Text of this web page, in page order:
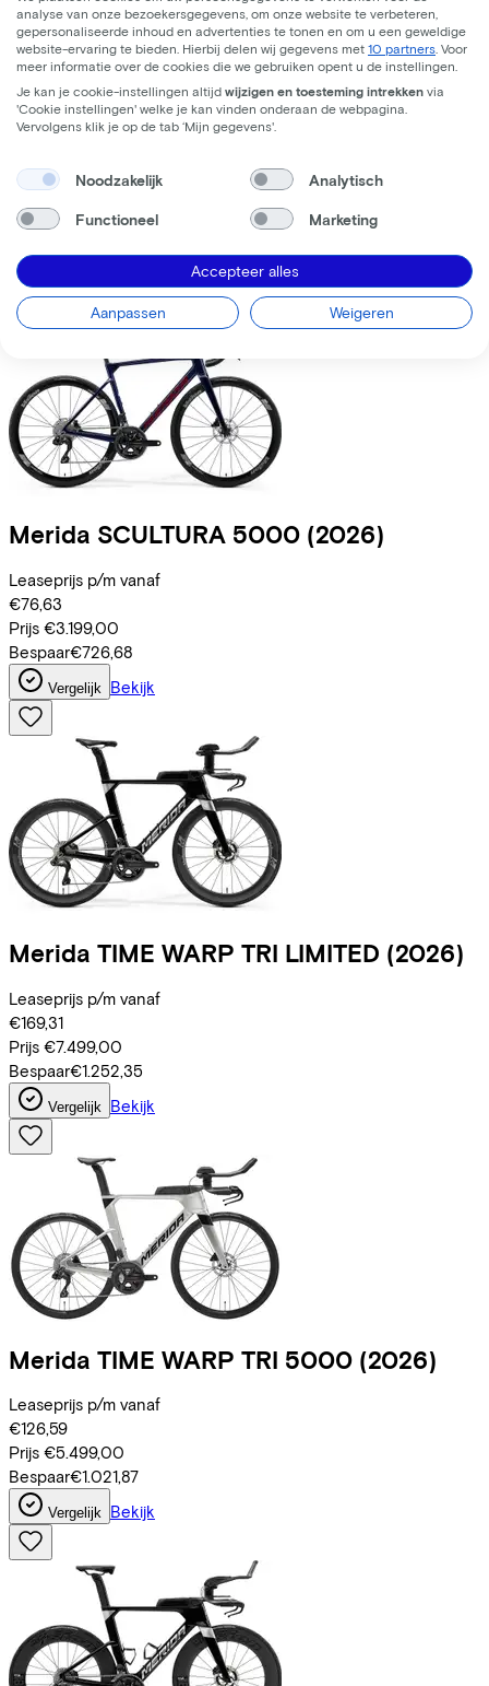
Trek Fuel+ LX 9.8 XT Gen 2 (2026)
Leaseprijs p/m vanaf
€195,63
Prijs €8.699,00
Merida SCULTURA 5000 (2026)
Leaseprijs p/m vanaf
€76,63
Prijs €3.199,00
Bespaar€726,68
Vergelijk Bekijk
Merida TIME WARP TRI LIMITED (2026)
Leaseprijs p/m vanaf
€169,31
Prijs €7.499,00
Bespaar€1.252,35
Vergelijk Bekijk
Merida TIME WARP TRI 5000 (2026)
Leaseprijs p/m vanaf
€126,59
Prijs €5.499,00
Bespaar€1.021,87
Vergelijk Bekijk
analyse van onze bezoekersgegevens, om onze website te verbeteren,
gepersonaliseerde inhoud en advertenties te tonen en om u een geweldige
website-ervaring te bieden. Hierbij delen wij gegevens met 10 partners . Voor
meer informatie over de cookies die we gebruiken opent u de instellingen.
Je kan je cookie-instellingen altijd wijzigen en toesteming intrekken via
'Cookie instellingen' welke je kan vinden onderaan de webpagina.
Vervolgens klik je op de tab ‘Mijn gegevens'.
Noodzakelijk Analytisch
Functioneel Marketing
Accepteer alles
Aanpassen Weigeren